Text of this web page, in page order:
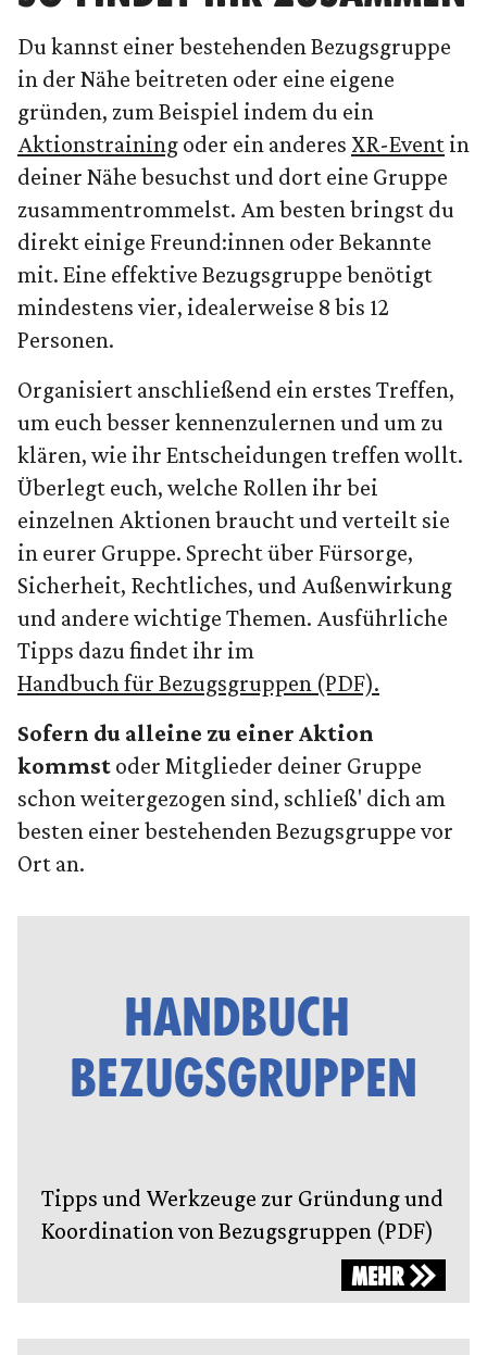
ANSEHEN IMMER LADEN
Du kannst einer bestehenden Bezugsgruppe
in der Nähe beitreten oder eine eigene
gründen, zum Beispiel indem du ein
Aktionstraining oder ein anderes XR-Event in
deiner Nähe besuchst und dort eine Gruppe
zusammentrommelst. Am besten bringst du
direkt einige Freund:innen oder Bekannte
mit. Eine effektive Bezugsgruppe benötigt
mindestens vier, idealerweise 8 bis 12
Personen.
Organisiert anschließend ein erstes Treffen,
um euch besser kennenzulernen und um zu
klären, wie ihr Entscheidungen treffen wollt.
Überlegt euch, welche Rollen ihr bei
einzelnen Aktionen braucht und verteilt sie
in eurer Gruppe. Sprecht über Fürsorge,
Sicherheit, Rechtliches, und Außenwirkung
und andere wichtige Themen. Ausführliche
Tipps dazu findet ihr im
Handbuch für Bezugsgruppen (PDF).
Sofern du alleine zu einer Aktion
kommst oder Mitglieder deiner Gruppe
schon weitergezogen sind, schließ' dich am
besten einer bestehenden Bezugsgruppe vor
Ort an.
HANDBUCH
BEZUGSGRUPPEN
Tipps und Werkzeuge zur Gründung und
Koordination von Bezugsgruppen (PDF)
MEHR